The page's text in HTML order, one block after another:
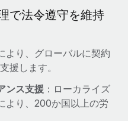
して対応
管理
設立
スのスタートアップである
は、Remoteを使
で法令遵守を維持
より、グローバルに契約
援します。
ンス支援 ：ローカライズ
より、200か国以上の労